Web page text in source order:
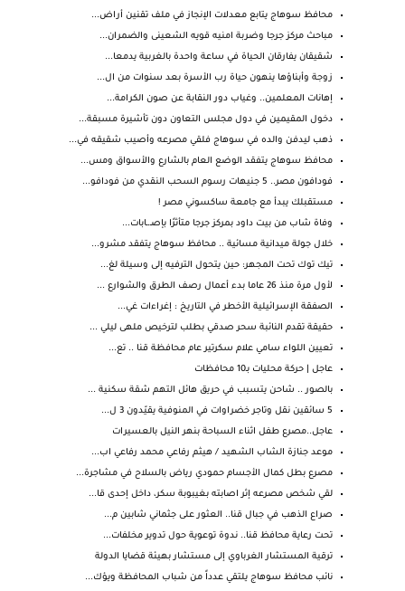
محافظ سوهاج يتابع معدلات الإنجاز في ملف تقنين أراض...
مباحث مركز جرجا وضربة امنيه قويه الشعينى والضمران...
شقيقان يفارقان الحياة في ساعة واحدة بالغربية يدمعا...
زوجة وأبناؤها ينهون حياة رب الأسرة بعد سنوات من ال...
إهانات المعلمين.. وغياب دور النقابة عن صون الكرامة...
دخول المقيمين في دول مجلس التعاون دون تأشيرة مسبقة...
ذهب ليدفن والده في سوهاج فلقي مصرعه وأصيب شقيقه في...
محافظ سوهاج يتفقد الوضع العام بالشارع والأسواق ومس...
فودافون مصر.. 5 جنيهات رسوم السحب النقدي من فودافو...
مستقبلك يبدأ مع جامعة ساكسوني مصر !
وفاة شاب من بيت داود بمركز جرجا متأثرًا بإصـ.ـابات...
خلال جولة ميدانية مسائية .. محافظ سوهاج يتفقد مشرو...
تيك توك تحت المجهر: حين يتحول الترفيه إلى وسيلة لغ...
لأول مرة منذ 26 عاما بدء أعمال رصف الطرق والشوارع ...
الصفقة الإسرائيلية الأخطر في التاريخ : إغراءات غي...
حقيقة تقدم النائبة سحر صدقي بطلب لترخيص ملهى ليلي ...
تعيين اللواء سامي علام سكرتير عام محافظة قنا .. تع...
عاجل | حركة محليات بـ10 محافظات
بالصور .. شاحن يتسبب في حريق هائل التهم شقة سكنية ...
5 سائقين نقل وتاجر خضراوات في المنوفية يقيّدون 3 ل...
عاجل..مصرع طفل اثناء السباحة بنهر النيل بالعسيرات
موعد جنازة الشاب الشهيد / هيثم رفاعي محمد رفاعي اب...
مصرع بطل كمال الأجسام حمودي رياض بالسلاح في مشاجرة...
لقي شخص مصرعه إثر اصابته بغيبوبة سكر، داخل إحدى قا...
صراع الذهب في جبال قنا.. العثور على جثماني شابين م...
تحت رعاية محافظ قنا.. ندوة توعوية حول تدوير مخلفات...
ترقية المستشار الغرباوي إلى مستشار بهيئة قضايا الدولة
نائب محافظ سوهاج يلتقي عدداً من شباب المحافظة ويؤك...